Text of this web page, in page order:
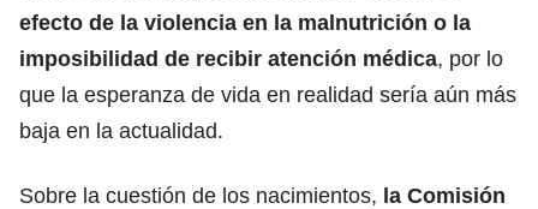
efecto de la violencia en la malnutrición o la
imposibilidad de recibir atención médica, por lo
que la esperanza de vida en realidad sería aún más
baja en la actualidad.
Sobre la cuestión de los nacimientos, la Comisión